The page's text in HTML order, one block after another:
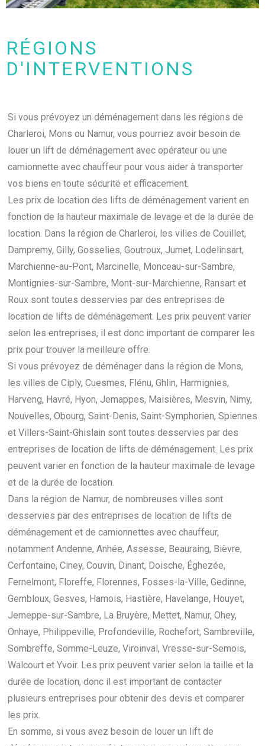
RÉGIONS
D'INTERVENTIONS
Si vous prévoyez un déménagement dans les régions de
Charleroi, Mons ou Namur, vous pourriez avoir besoin de
louer un lift de déménagement avec opérateur ou une
camionnette avec chauffeur pour vous aider à transporter
vos biens en toute sécurité et efficacement.
Les prix de location des lifts de déménagement varient en
fonction de la hauteur maximale de levage et de la durée de
location. Dans la région de Charleroi, les villes de Couillet,
Dampremy, Gilly, Gosselies, Goutroux, Jumet, Lodelinsart,
Marchienne-au-Pont, Marcinelle, Monceau-sur-Sambre,
Montignies-sur-Sambre, Mont-sur-Marchienne, Ransart et
Roux sont toutes desservies par des entreprises de
location de lifts de déménagement. Les prix peuvent varier
selon les entreprises, il est donc important de comparer les
prix pour trouver la meilleure offre.
Si vous prévoyez de déménager dans la région de Mons,
les villes de Ciply, Cuesmes, Flénu, Ghlin, Harmignies,
Harveng, Havré, Hyon, Jemappes, Maisières, Mesvin, Nimy,
Nouvelles, Obourg, Saint-Denis, Saint-Symphorien, Spiennes
et Villers-Saint-Ghislain sont toutes desservies par des
entreprises de location de lifts de déménagement. Les prix
peuvent varier en fonction de la hauteur maximale de levage
et de la durée de location.
Dans la région de Namur, de nombreuses villes sont
desservies par des entreprises de location de lifts de
déménagement et de camionnettes avec chauffeur,
notamment Andenne, Anhée, Assesse, Beauraing, Bièvre,
Cerfontaine, Ciney, Couvin, Dinant, Doische, Éghezée,
Fernelmont, Floreffe, Florennes, Fosses-la-Ville, Gedinne,
Gembloux, Gesves, Hamois, Hastière, Havelange, Houyet,
Jemeppe-sur-Sambre, La Bruyère, Mettet, Namur, Ohey,
Onhaye, Philippeville, Profondeville, Rochefort, Sambreville,
Sombreffe, Somme-Leuze, Viroinval, Vresse-sur-Semois,
Walcourt et Yvoir. Les prix peuvent varier selon la taille et la
durée de location, donc il est important de contacter
plusieurs entreprises pour obtenir des devis et comparer
les prix.
En somme, si vous avez besoin de louer un lift de